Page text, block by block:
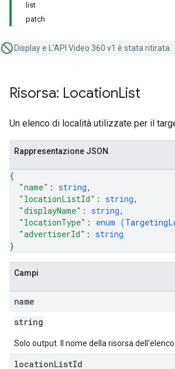
list
patch
Display e L'API Video 360 v1 è stata ritirata.
Risorsa: LocationList
Un elenco di località utilizzate per il
Rappresentazione JSON
{
"name" : string,
"locationListId" : string,
"displayName" : string,
"locationType" : enum (
"advertiserId" : string
}
Campi
name
string
Solo output. Il nome della risorsa dell'elenco
locationListId